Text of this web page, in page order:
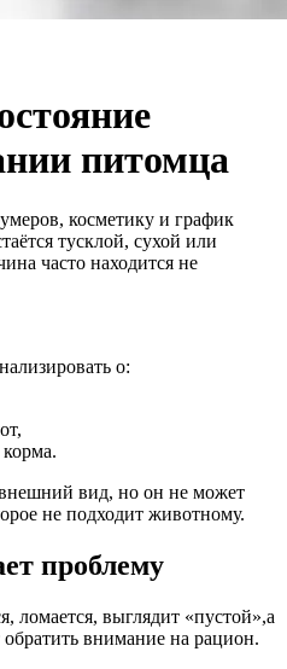
питомца
косметику и график
тусклой, сухой или
часто находится не
о:
вид, но он не может
не подходит животному.
проблему
ломается, выглядит «пустой»,а
внимание на рацион.